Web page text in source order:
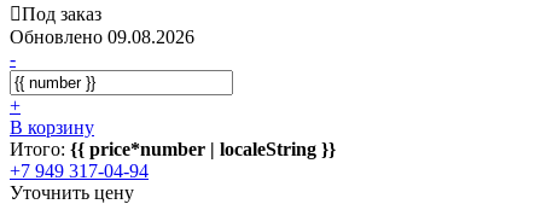
Под заказ
Обновлено 09.08.2026
-
+
В корзину
Итого: {{ price*number | localeString }}
+7 949 317-04-94
Уточнить цену